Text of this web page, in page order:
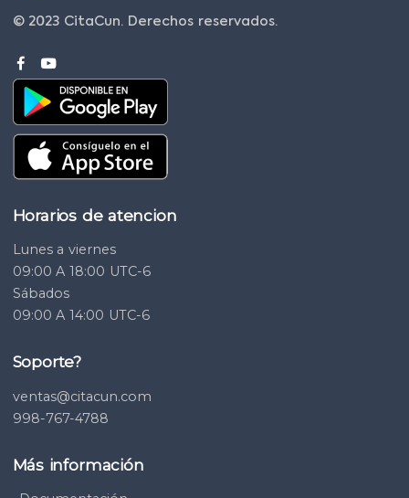
© 2023 CitaCun. Derechos reservados.
Horarios de atencion
Lunes a viernes
09:00 A 18:00 UTC-6
Sábados
09:00 A 14:00 UTC-6
Soporte?
ventas@citacun.com
998-767-4788
Más información